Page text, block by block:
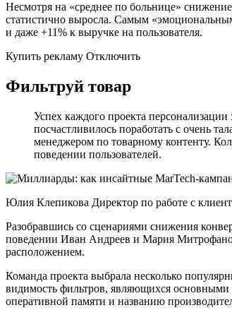
Несмотря на «среднее по больнице»
статистично выросла. Самым
и даже +11% к выручке на пользователя.
Купить рекламу Отключить
Фильтруй товар
Успех каждого проекта
посчастливилось поработать с очень
менеджером по товарному контенту.
поведении пользователей.
Юлия Клепикова Директор по работе с
Разобравшись со сценариями снижения
поведении Иван Андреев и Мария
расположением.
Команда проекта выбрала несколько
видимость фильтров, являющихся основными
оперативной памяти и названию